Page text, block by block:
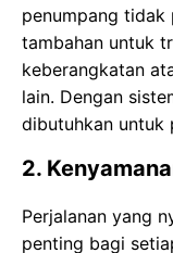
penumpang tidak
tambahan untuk
keberangkatan
lain. Dengan
dibutuhkan untuk
2.
Perjalanan yang
penting bagi